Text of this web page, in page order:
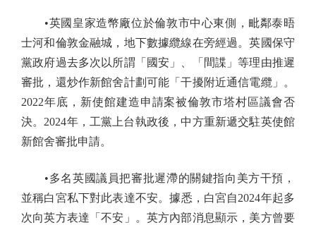
•英國皇家造幣廠位於倫敦市中心東側，毗鄰泰晤
士河和倫敦金融城，地下數據纜線在旁經過。英國保守
黨政府過去多次以所謂「國安」、「間諜」等理由推遲
審批，還炒作新館舍計劃可能「干擾附近通信電纜」。
2022年底，新使館建造申請案被倫敦市塔村區議會否
決。2024年，工黨上台執政後，中方重新遞交駐英使館
新館舍審批申請。
•多名英國議員把審批遲滯的關鍵指向美方干預，
並稱白宮私下對此表達不安。據悉，白宮自2024年起多
次向英方表達「不安」。英方內部消息顯示，美方曾要